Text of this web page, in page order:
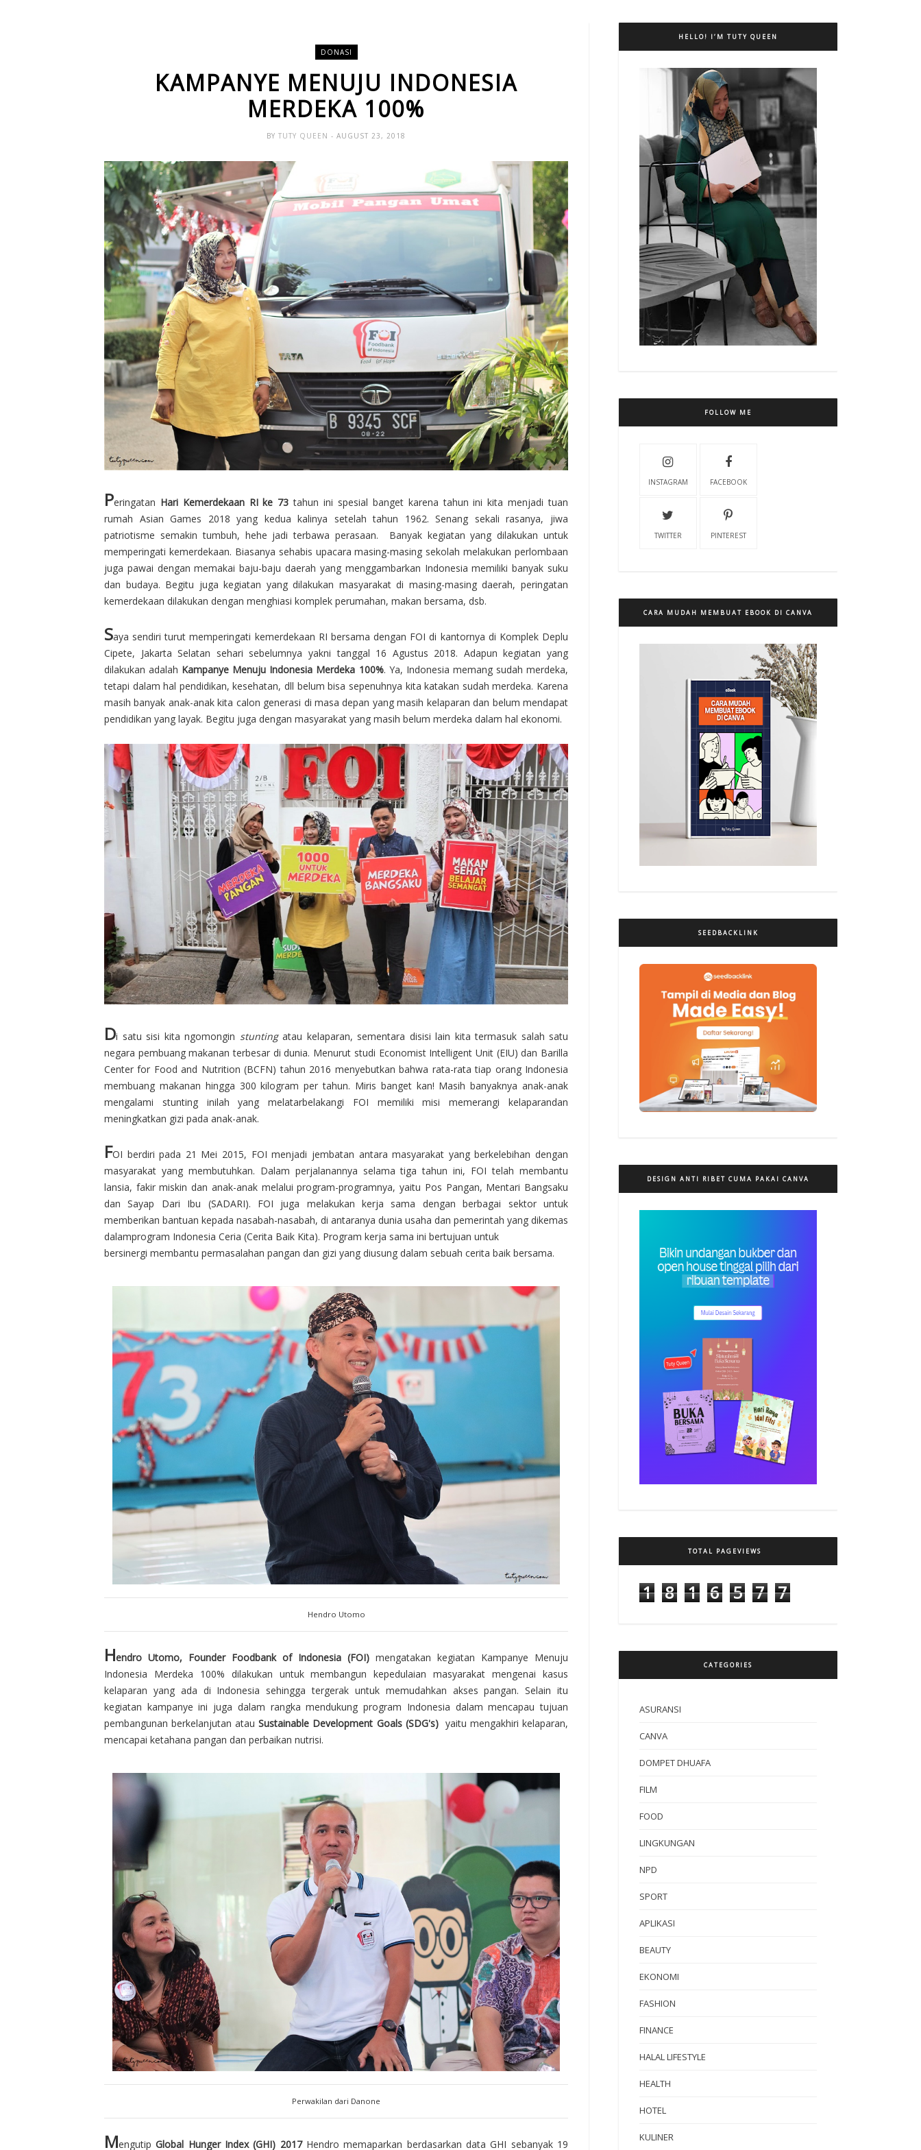
DONASI
KAMPANYE MENUJU INDONESIA
MERDEKA 100%
BY TUTY QUEEN - AUGUST 23, 2018
Peringatan Hari Kemerdekaan RI ke 73 tahun ini spesial banget karena tahun ini kita menjadi tuan
rumah Asian Games 2018 yang kedua kalinya setelah tahun 1962. Senang sekali rasanya, jiwa
patriotisme semakin tumbuh, hehe jadi terbawa perasaan. Banyak kegiatan yang dilakukan untuk
memperingati kemerdekaan. Biasanya sehabis upacara masing-masing sekolah melakukan perlombaan
juga pawai dengan memakai baju-baju daerah yang menggambarkan Indonesia memiliki banyak suku
dan budaya. Begitu juga kegiatan yang dilakukan masyarakat di masing-masing daerah, peringatan
kemerdekaan dilakukan dengan menghiasi komplek perumahan, makan bersama, dsb.
Saya sendiri turut memperingati kemerdekaan RI bersama dengan FOI di kantornya di Komplek Deplu
Cipete, Jakarta Selatan sehari sebelumnya yakni tanggal 16 Agustus 2018. Adapun kegiatan yang
dilakukan adalah Kampanye Menuju Indonesia Merdeka 100%. Ya, Indonesia memang sudah merdeka,
tetapi dalam hal pendidikan, kesehatan, dll belum bisa sepenuhnya kita katakan sudah merdeka. Karena
masih banyak anak-anak kita calon generasi di masa depan yang masih kelaparan dan belum mendapat
pendidikan yang layak. Begitu juga dengan masyarakat yang masih belum merdeka dalam hal ekonomi.
Di satu sisi kita ngomongin stuntingatau kelaparan, sementara disisi lain kita termasuk salah satu
negara pembuang makanan terbesar di dunia. Menurut studi Economist Intelligent Unit (EIU) dan Barilla
Center for Food and Nutrition (BCFN) tahun 2016 menyebutkan bahwa rata-rata tiap orang Indonesia
membuang makanan hingga 300 kilogram per tahun. Miris banget kan! Masih banyaknya anak-anak
mengalami stunting inilah yang melatarbelakangi FOI memiliki misi memerangi kelaparandan
meningkatkan gizi pada anak-anak.
FOI berdiri pada 21 Mei 2015, FOI menjadi jembatan antara masyarakat yang berkelebihan dengan
masyarakat yang membutuhkan. Dalam perjalanannya selama tiga tahun ini, FOI telah membantu
lansia, fakir miskin dan anak-anak melalui program-programnya, yaitu Pos Pangan, Mentari Bangsaku
dan Sayap Dari Ibu (SADARI). FOI juga melakukan kerja sama dengan berbagai sektor untuk
memberikan bantuan kepada nasabah-nasabah, di antaranya dunia usaha dan pemerintah yang dikemas
dalamprogram Indonesia Ceria (Cerita Baik Kita). Program kerja sama ini bertujuan untuk
bersinergi membantu permasalahan pangan dan gizi yang diusung dalam sebuah cerita baik bersama.
Hendro Utomo
Hendro Utomo, Founder Foodbank of Indonesia (FOI) mengatakan kegiatan Kampanye Menuju
Indonesia Merdeka 100% dilakukan untuk membangun kepedulaian masyarakat mengenai kasus
kelaparan yang ada di Indonesia sehingga tergerak untuk memudahkan akses pangan. Selain itu
kegiatan kampanye ini juga dalam rangka mendukung program Indonesia dalam mencapau tujuan
pembangunan berkelanjutan atau Sustainable Development Goals (SDG's) yaitu mengakhiri kelaparan,
mencapai ketahana pangan dan perbaikan nutrisi.
Perwakilan dari Danone
MengutipGlobal Hunger Index (GHI) 2017Hendro memaparkan berdasarkan data GHI sebanyak 19
HELLO! I’M TUTY QUEEN
FOLLOW ME
INSTAGRAM FACEBOOK
TWITTER PINTEREST
CARA MUDAH MEMBUAT EBOOK DI CANVA
SEEDBACKLINK
DESIGN ANTI RIBET CUMA PAKAI CANVA
TOTAL PAGEVIEWS
1 8 1 6 5 7 7
CATEGORIES
ASURANSI
CANVA
DOMPET DHUAFA
FILM
FOOD
LINGKUNGAN
NPD
SPORT
APLIKASI
BEAUTY
EKONOMI
FASHION
FINANCE
HALAL LIFESTYLE
HEALTH
HOTEL
KULINER